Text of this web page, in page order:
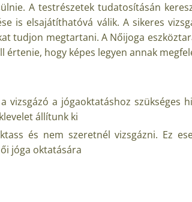
A testrészetek tudatosításán
is elsajátíthatóvá válik. A sikeres
tudjon megtartani. A Nőijoga
hogy képes legyen annak
a jógaoktatáshoz szükséges
állítunk ki
és nem szeretnél vizsgázni. Ez
jóga oktatására